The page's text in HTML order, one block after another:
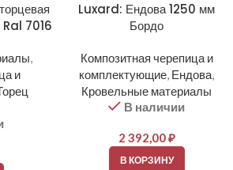
7016
,
и
Luxard: Ендова 1250 мм
Бордо
Композитная черепица и
комплектующие, Ендова,
Кровельные материалы
В наличии
2 392,00₽
В КОРЗИНУ